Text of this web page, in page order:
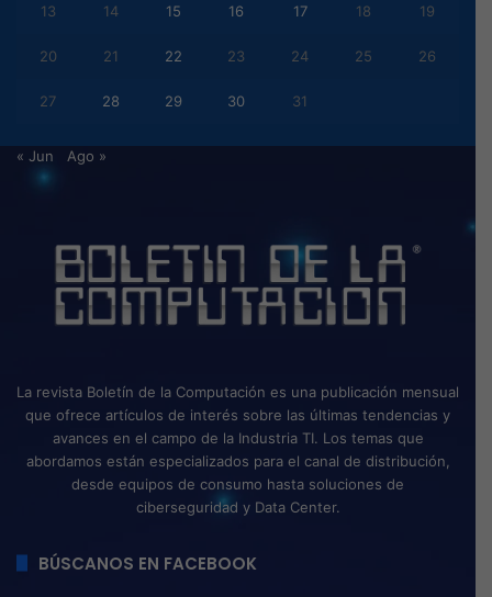
13 14 15 16 17 18 19
20 21 22 23 24 25 26
27 28 29 30 31
« Jun Ago »
La revista Boletín de la Computación es una publicación mensual
que ofrece artículos de interés sobre las últimas tendencias y
avances en el campo de la Industria TI. Los temas que
abordamos están especializados para el canal de distribución,
desde equipos de consumo hasta soluciones de
ciberseguridad y Data Center.
BÚSCANOS EN FACEBOOK